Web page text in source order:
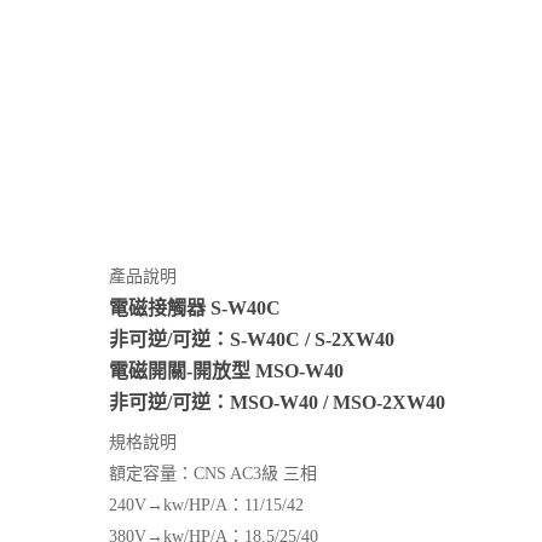
產品說明
電磁接觸器 S-W40C
非可逆/可逆：S-W40C / S-2XW40
電磁開關-開放型 MSO-W40
非可逆/可逆：MSO-W40 / MSO-2XW40
規格說明
額定容量：CNS AC3級 三相
240V→kw/HP/A：11/15/42
380V→kw/HP/A：18.5/25/40